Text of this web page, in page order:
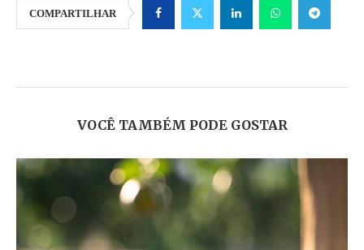
COMPARTILHAR
VOCÊ TAMBÉM PODE GOSTAR